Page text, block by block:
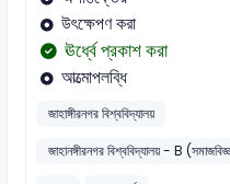
উৎক্ষেপণ করা
ঊর্ধ্বে প্রকাশ করা
আত্মোপলব্ধি
জাহাঙ্গীরনগর বিশ্ববিদ্যালয়
জাহানঙ্গীরনগর বিশ্ববিদ্যালয় - B